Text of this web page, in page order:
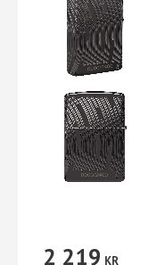
2 219 KR